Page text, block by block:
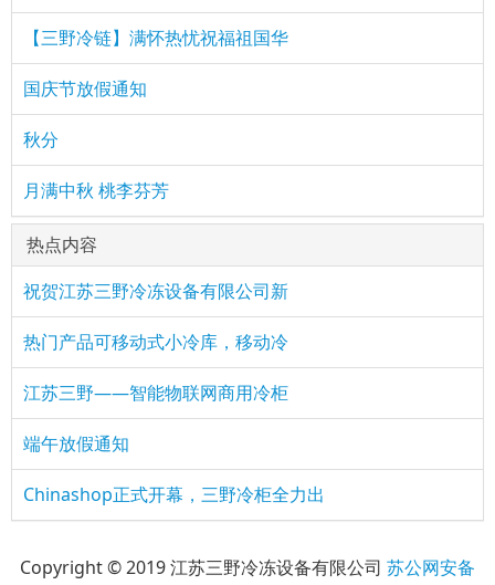
【三野冷链】满怀热忧祝福祖国华
国庆节放假通知
秋分
月满中秋 桃李芬芳
热点内容
祝贺江苏三野冷冻设备有限公司新
热门产品可移动式小冷库，移动冷
江苏三野——智能物联网商用冷柜
端午放假通知
Chinashop正式开幕，三野冷柜全力出
Copyright © 2019 江苏三野冷冻设备有限公司 苏公网安备